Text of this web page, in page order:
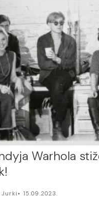
Warhola
Jurki 15.09.2023.